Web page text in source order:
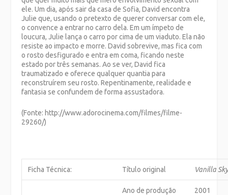
ele. Um dia, após sair da casa de Sofia, David encontra
Julie que, usando o pretexto de querer conversar com ele,
o convence a entrar no carro dela. Em um ímpeto de
loucura, Julie lança o carro por cima de um viaduto. Ela não
resiste ao impacto e morre. David sobrevive, mas fica com
o rosto desfigurado e entra em coma, ficando neste
estado por três semanas. Ao se ver, David fica
traumatizado e oferece qualquer quantia para
reconstruírem seu rosto. Repentinamente, realidade e
fantasia se confundem de forma assustadora.
(Fonte: http://www.adorocinema.com/filmes/filme-
29260/)
Ficha Técnica: Título original Vanilla
Ano de produção 2001